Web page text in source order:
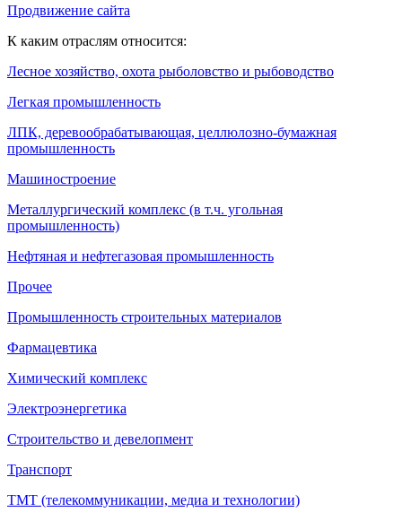
Продвижение сайта
К каким отраслям относится:
Лесное хозяйство, охота рыболовство и рыбоводство
Легкая промышленность
ЛПК, деревообрабатывающая, целлюлозно-бумажная
промышленность
Машиностроение
Металлургический комплекс (в т.ч. угольная
промышленность)
Нефтяная и нефтегазовая промышленность
Прочее
Промышленность строительных материалов
Фармацевтика
Химический комплекс
Электроэнергетика
Строительство и девелопмент
Транспорт
ТМТ (телекоммуникации, медиа и технологии)